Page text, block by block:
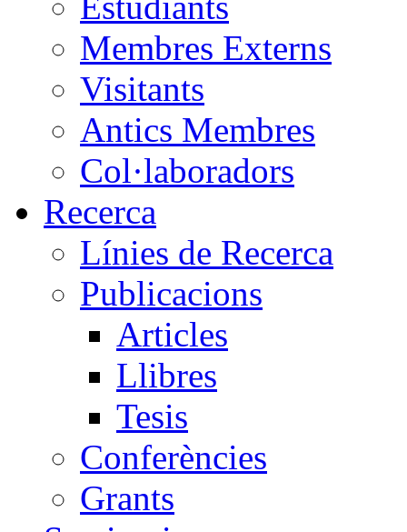
Membres Externs
Visitants
Antics Membres
Col·laboradors
Recerca
Línies de Recerca
Publicacions
Articles
Llibres
Tesis
Conferències
Grants